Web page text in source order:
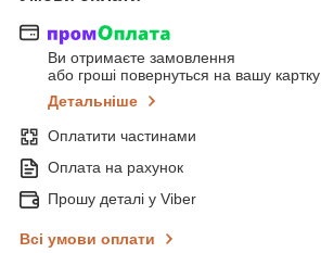
Ви отримаєте замовлення
або гроші повернуться на вашу картку
Детальніше
Оплатити частинами
Оплата на рахунок
Прошу деталі у Viber
Всі умови оплати